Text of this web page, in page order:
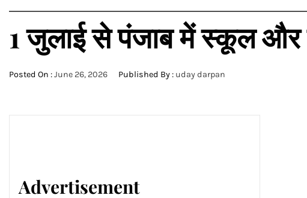
1 जुलाई से पंजाब में स्कूल और
Posted On :June 26, 2026 Published By : uday darpan
Advertisement